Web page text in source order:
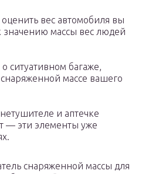
вес автомобиля вы
значению массы вес людей
ситуативном багаже,
массе вашего
и аптечке
— эти элементы уже
снаряженной массы для